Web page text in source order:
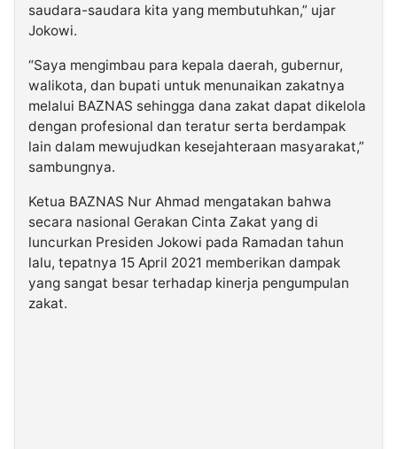
saudara-saudara kita yang membutuhkan,” ujar
Jokowi.
“Saya mengimbau para kepala daerah, gubernur,
walikota, dan bupati untuk menunaikan zakatnya
melalui BAZNAS sehingga dana zakat dapat dikelola
dengan profesional dan teratur serta berdampak
lain dalam mewujudkan kesejahteraan masyarakat,”
sambungnya.
Ketua BAZNAS Nur Ahmad mengatakan bahwa
secara nasional Gerakan Cinta Zakat yang di
luncurkan Presiden Jokowi pada Ramadan tahun
lalu, tepatnya 15 April 2021 memberikan dampak
yang sangat besar terhadap kinerja pengumpulan
zakat.